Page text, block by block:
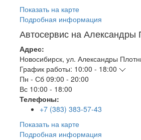
Показать на карте
Подробная информация
Автосервис на Александры
Адрес:
Новосибирск, ул. Александры
График работы: 10:00 - 18:00
Пн - Сб 09:00 - 20:00
Вс 10:00 - 18:00
Телефоны:
+7 (383) 383-57-43
Показать на карте
Подробная информация